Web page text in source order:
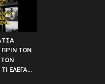
ΠΡΙΝ ΤΟΝ
ΤΙ ΕΛΕΓΑ…